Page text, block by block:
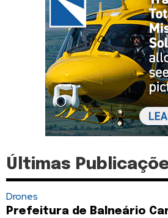
Últimas
Drones
Prefeitura de Balneário